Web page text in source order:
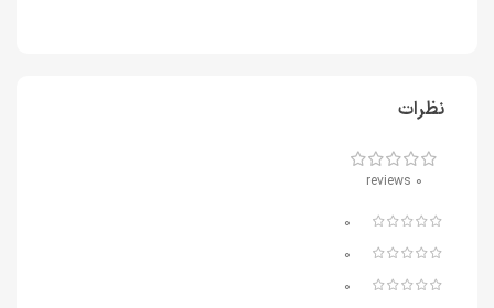
نظرات
0 reviews
0
0
0